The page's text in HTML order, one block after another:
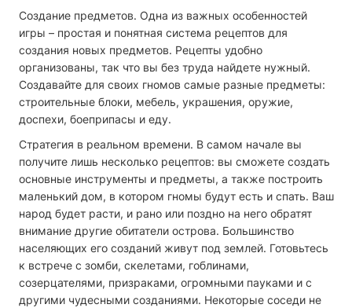
Создание предметов. Одна из важных особенностей
игры – простая и понятная система рецептов для
создания новых предметов. Рецепты удобно
организованы, так что вы без труда найдете нужный.
Создавайте для своих гномов самые разные предметы:
строительные блоки, мебель, украшения, оружие,
доспехи, боеприпасы и еду.
Стратегия в реальном времени. В самом начале вы
получите лишь несколько рецептов: вы сможете создать
основные инструменты и предметы, а также построить
маленький дом, в котором гномы будут есть и спать. Ваш
народ будет расти, и рано или поздно на него обратят
внимание другие обитатели острова. Большинство
населяющих его созданий живут под землей. Готовьтесь
к встрече с зомби, скелетами, гоблинами,
созерцателями, призраками, огромными пауками и с
другими чудесными созданиями. Некоторые соседи не